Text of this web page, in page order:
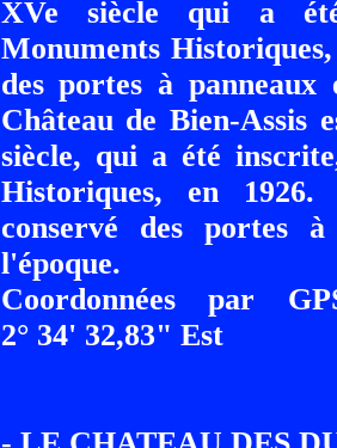
XVe siècle qui a
Monuments
des portes à
Château de Bien-Assis
siècle, qui a été
Historiques, en
conservé des portes
l'époque.
Coordonnées par
2° 34' 32,83" Est